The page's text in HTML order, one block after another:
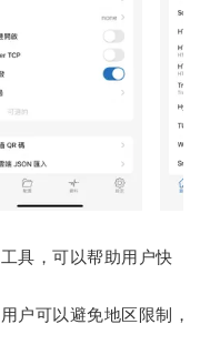
具，可以帮助用户快
可以避免地区限制，